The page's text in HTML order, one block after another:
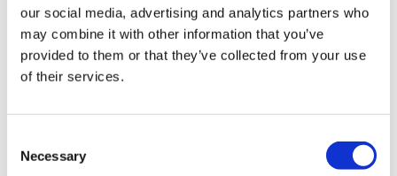
our social media, advertising and analytics partners who
may combine it with other information that you’ve
provided to them or that they’ve collected from your use
of their services.
Selection
Necessary
Voor Madeira gelden destandaard EU-
bagageregels , omdat het eiland bij Portugal
hoort. Je handbagage mag maximaal 100 ml
vloeistoffen per verpakking bevatten, in een
doorzichtige zak van 1 liter. Zonnebrandcrème en
ruimbagage.